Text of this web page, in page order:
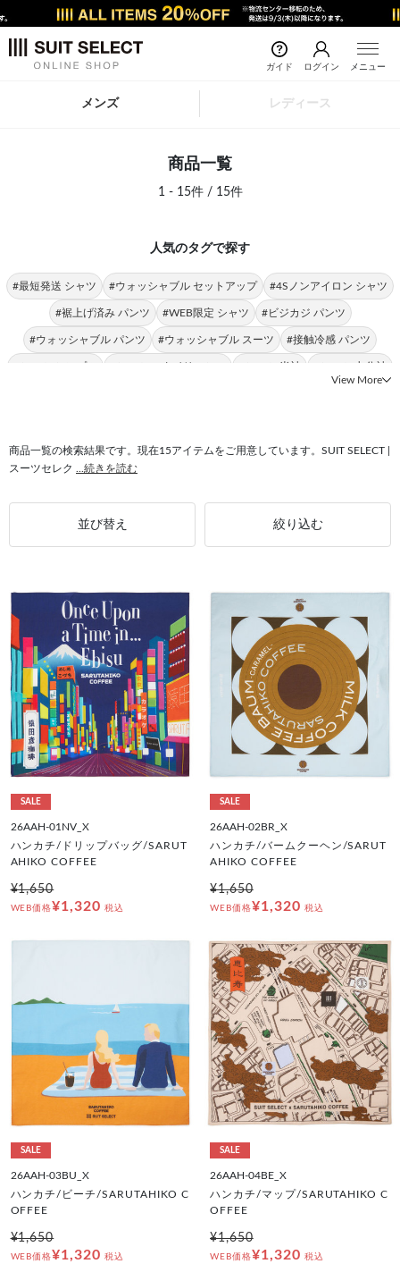
ガイド ログイン メニュー
メンズ レディース
商品一覧
1 - 15件 / 15件
人気のタグで探す
#最短発送 シャツ #ウォッシャブル セットアップ #4Sノンアイロン シャツ
#裾上げ済み パンツ #WEB限定 シャツ #ビジカジ パンツ
#ウォッシャブル パンツ #ウォッシャブル スーツ #接触冷感 パンツ
#シャツ シンプル #シャツ スタイリッシュ #シャツ 半袖 #シャツ 七分袖
#スーツ メンズ
View More
商品一覧の検索結果です。現在15アイテムをご用意しています。SUIT SELECT |
スーツセレク
...続きを読む
並び替え 絞り込む
SALE
26AAH-01NV_X
ハンカチ/ドリップバッグ/SARUT
AHIKO COFFEE
¥1,650
WEB価格¥1,320 税込
SALE
26AAH-02BR_X
ハンカチ/バームクーヘン/SARUT
AHIKO COFFEE
¥1,650
WEB価格¥1,320 税込
SALE
26AAH-03BU_X
ハンカチ/ビーチ/SARUTAHIKO C
OFFEE
¥1,650
WEB価格¥1,320 税込
SALE
26AAH-04BE_X
ハンカチ/マップ/SARUTAHIKO C
OFFEE
¥1,650
WEB価格¥1,320 税込